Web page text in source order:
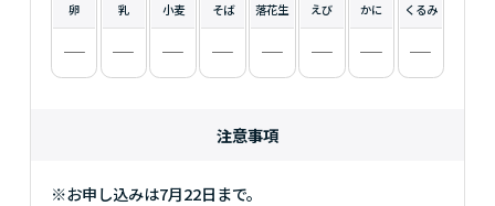
卵 乳 小麦 そば 落花生 えび かに くるみ
注意事項
※お申し込みは7月22日まで。